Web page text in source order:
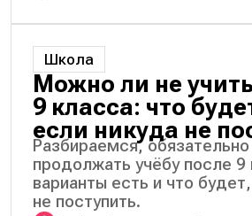
Школа
Можно ли не
9 класса: что
если никуда не
Разбираемся,
продолжать учёбу после 9
варианты есть и что
не поступить.